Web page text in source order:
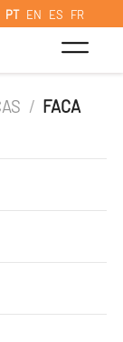
PT EN ES FR
/ FACA